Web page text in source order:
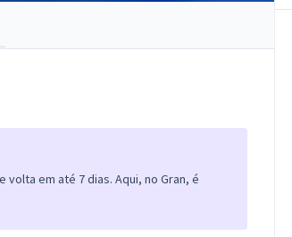
em até 7 dias. Aqui, no Gran, é